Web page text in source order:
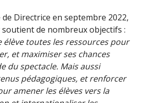
Directrice en septembre 2022,
soutient de nombreux objectifs :
élève toutes les ressources pour
et maximiser ses chances
du spectacle. Mais aussi
pédagogiques, et renforcer
amener les élèves vers la